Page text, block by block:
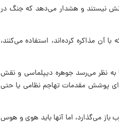
نیستند و هشدار می‌دهد که جنگ در
آن مذاکره کرده‌اند، استفاده می‌کنند،
به نظر می‌رسد جوهره دیپلماسی و نقش
پوشش مقدمات تهاجم نظامی یا حتی
می‌گذارد، اما آنها باید هوی و هوس